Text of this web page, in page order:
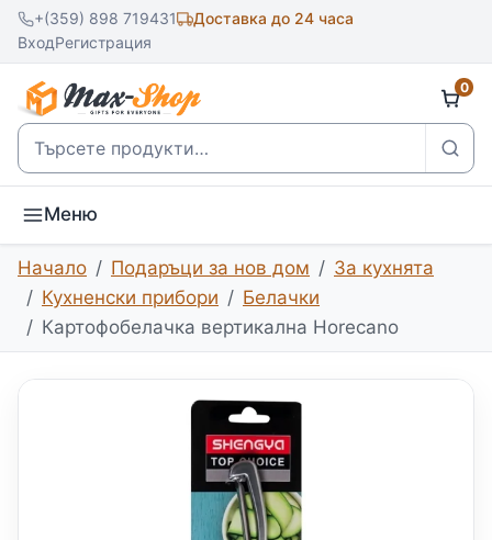
+(359) 898 719431
Доставка до 24 часа
ВходРегистрация
Търсене
0
Меню
Начало Подаръци за нов дом
За кухнята
Кухненски прибори
Белачки
Картофобелачка вертикална Horecano